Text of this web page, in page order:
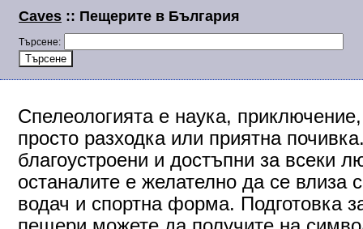
Caves :: Пещерите в България
Търсене:
Спелеологията е наука,
просто разходка или приятна
благоустроени и достъпни за всеки
останалите е желателно да се влиза
водач и спортна форма. Подготовка